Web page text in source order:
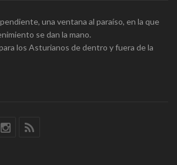
una ventana al paraíso, en la que
se dan la mano.
los Asturianos de dentro y fuera de la